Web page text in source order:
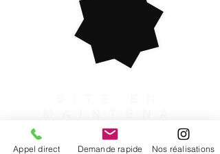
NCE
Appel direct Demande rapide Nos réalisations